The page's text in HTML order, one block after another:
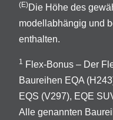
(E)Die Höhe des
modellabhängig und
enthalten.
1 Flex-Bonus – Der
Baureihen EQA
EQS (V297), EQE
Alle genannten